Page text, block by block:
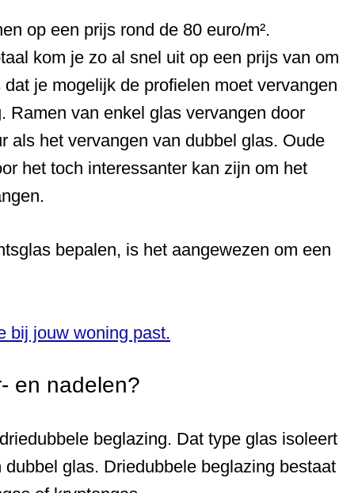
op een prijs rond de 80 euro/m².
kom je zo al snel uit op een prijs van om
je mogelijk de profielen moet vervangen
Ramen van enkel glas vervangen door
als het vervangen van dubbel glas. Oude
het toch interessanter kan zijn om het
bepalen, is het aangewezen om een
bij jouw woning past.
en nadelen?
beglazing. Dat type glas isoleert
glas. Driedubbele beglazing bestaat